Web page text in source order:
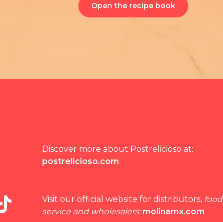
Open the recipe book
Discover more about Postrelicioso at:
postrelicioso.com
Visit our official website for distributors, food
service and wholesalers: molinamx.com